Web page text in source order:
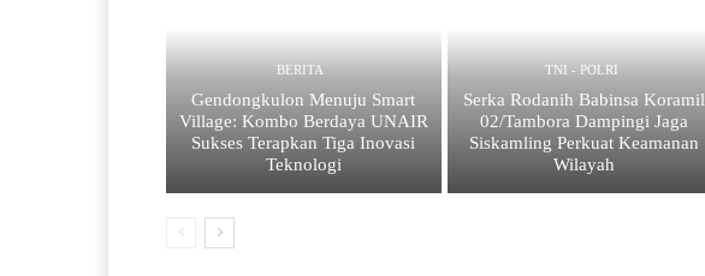
BERITA
Gendongkulon Menuju Smart
Village: Kombo Berdaya UNAIR
Sukses Terapkan Tiga Inovasi
Teknologi
TNI - POLRI
Serka Rodanih Babinsa Koramil
02/Tambora Dampingi Jaga
Siskamling Perkuat Keamanan
Wilayah